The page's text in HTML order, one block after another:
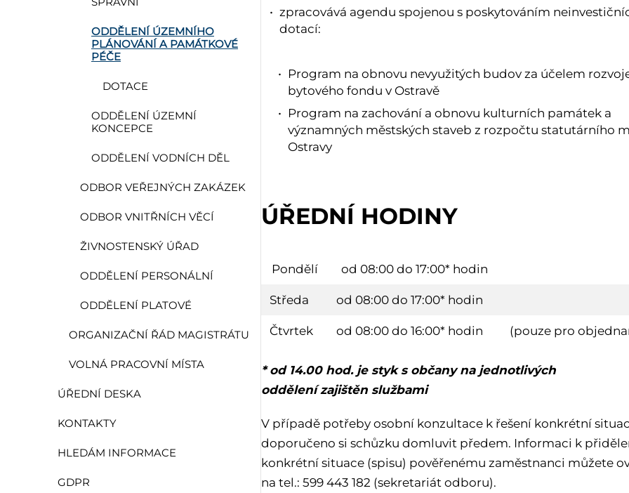
ODDĚLENÍ ÚZEMNÍHO
PLÁNOVÁNÍ A PAMÁTKOVÉ
PÉČE
DOTACE
ODDĚLENÍ ÚZEMNÍ
KONCEPCE
ODDĚLENÍ VODNÍCH DĚL
ODBOR VEŘEJNÝCH ZAKÁZEK
ODBOR VNITŘNÍCH VĚCÍ
ŽIVNOSTENSKÝ ÚŘAD
ODDĚLENÍ PERSONÁLNÍ
ODDĚLENÍ PLATOVÉ
ORGANIZAČNÍ ŘÁD MAGISTRÁTU
VOLNÁ PRACOVNÍ MÍSTA
ÚŘEDNÍ DESKA
KONTAKTY
HLEDÁM INFORMACE
GDPR
zpracovává agendu spojenou s poskytováním
dotací:
Program na obnovu nevyužitých budov za účelem
bytového fondu v Ostravě
Program na zachování a obnovu kulturních památek a
významných městských staveb z rozpočtu statutárního
Ostravy
ÚŘEDNÍ HODINY
Pondělí od 08:00 do 17:00* hodin
Středa od 08:00 do 17:00* hodin
Čtvrtek od 08:00 do 16:00* hodin (pouze pro
* od 14.00 hod. je styk s občany na jednotlivých
oddělení zajištěn službami
V případě potřeby osobní konzultace k řešení konkrétní
doporučeno si schůzku domluvit předem. Informaci k
konkrétní situace (spisu) pověřenému zaměstnanci můžete
na tel.: 599 443 182 (sekretariát odboru).